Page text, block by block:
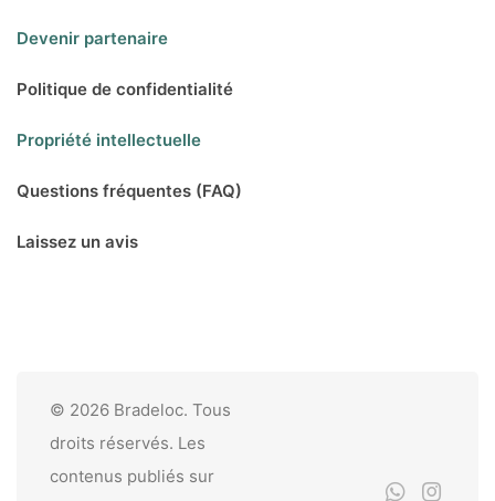
Devenir partenaire
Politique de confidentialité
Propriété intellectuelle
Questions fréquentes (FAQ)
Laissez un avis
© 2026 Bradeloc. Tous
droits réservés. Les
contenus publiés sur